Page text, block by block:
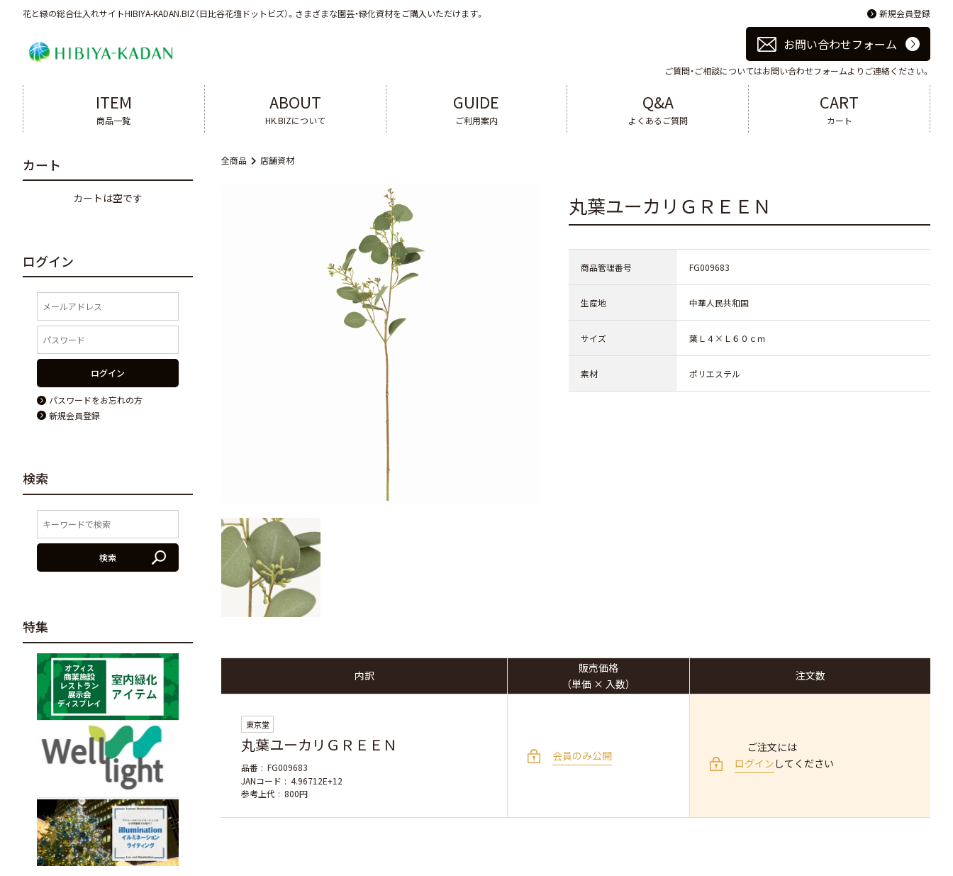
花と緑の総合仕入れサイトHIBIYA-KADAN.BIZ（日比谷花壇ドットビズ）。 さまざまな園芸・緑化資材をご購入いただけます。 新規会員登録
お問い合わせフォーム
ご質問・ご相談についてはお問い合わせフォームよりご連絡ください。
ITEM
商品一覧
ABOUT
HK.BIZについて
GUIDE
ご利用案内
Q&A
よくあるご質問
CART
カート
全商品 店舗資材
丸葉ユーカリＧＲＥＥＮ
商品管理番号 FG009683
生産地 中華人民共和国
サイズ 葉Ｌ４×Ｌ６０ｃｍ
素材 ポリエステル
内訳
販売価格
（単価 × 入数）
注文数
東京堂
丸葉ユーカリＧＲＥＥＮ
品番
FG009683
JANコード
4.96712E+12
参考上代
800円
会員のみ公開
ご注文には
ログイン してください
カート
カートは空です
ログイン
ログイン
パスワードをお忘れの方
新規会員登録
検索
検索
特集